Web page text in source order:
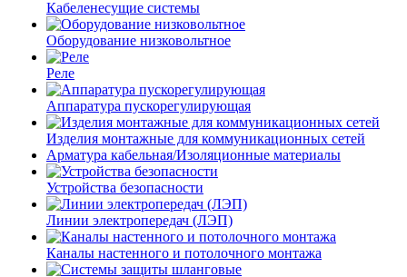
Кабеленесущие системы
Оборудование низковольтное
Реле
Аппаратура пускорегулирующая
Изделия монтажные для коммуникационных сетей
Арматура кабельная/Изоляционные материалы
Устройства безопасности
Линии электропередач (ЛЭП)
Каналы настенного и потолочного монтажа